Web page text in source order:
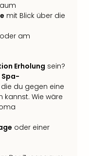
mit Blick über die
am
Erholung sein?
Spa-
du gegen eine
kannst. Wie wäre
oder einer